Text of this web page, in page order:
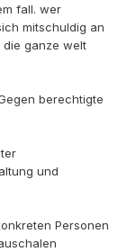
fall. wer
mitschuldig an
ganze welt
berechtigte
und
Personen